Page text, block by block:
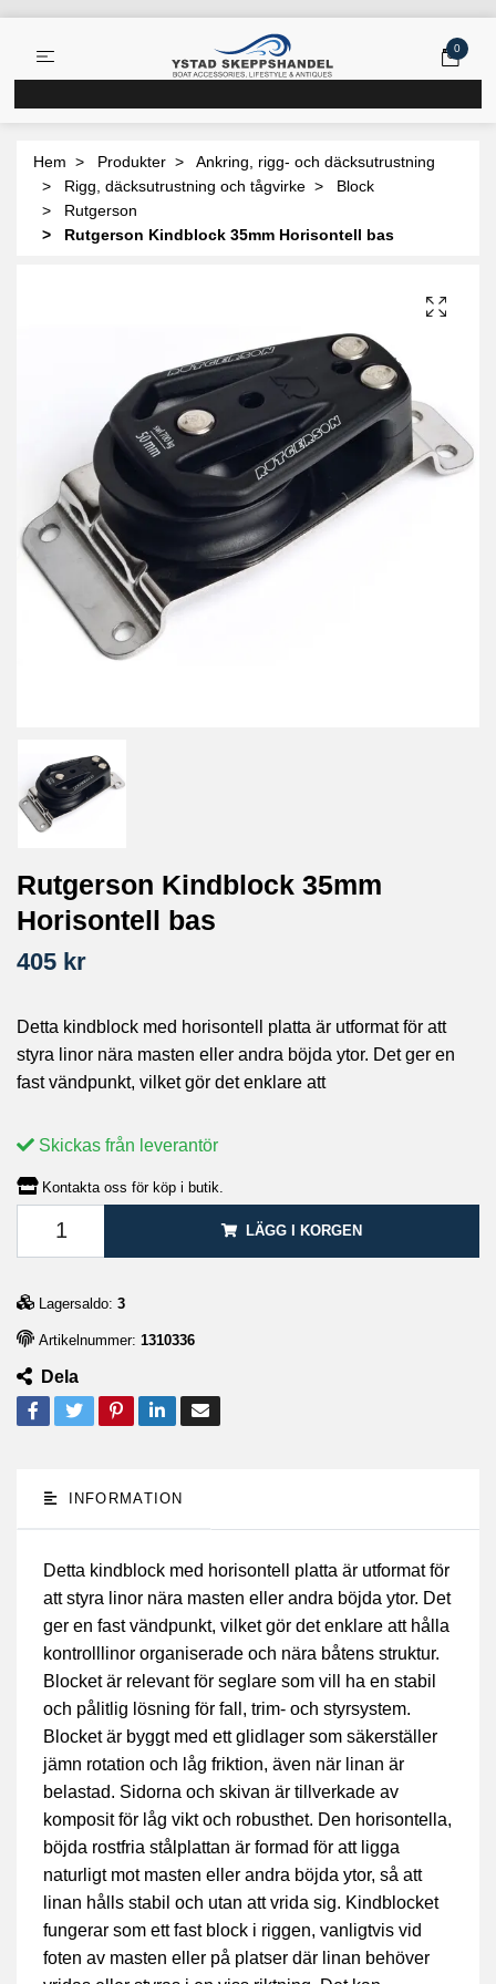
0
Hem Produkter
Ankring, rigg- och däcksutrustning
Rigg, däcksutrustning och tågvirke
Block
Rutgerson
Rutgerson Kindblock 35mm Horisontell bas
Rutgerson Kindblock 35mm
Horisontell bas
405 kr
Detta kindblock med horisontell platta är utformat för att
styra linor nära masten eller andra böjda ytor. Det ger en
fast vändpunkt, vilket gör det enklare att
Skickas från leverantör
Kontakta oss för köp i butik.
LÄGG I KORGEN
Lagersaldo: 3
Artikelnummer: 1310336
Dela
INFORMATION
Detta kindblock med horisontell platta är utformat för
att styra linor nära masten eller andra böjda ytor. Det
ger en fast vändpunkt, vilket gör det enklare att hålla
kontrolllinor organiserade och nära båtens struktur.
Blocket är relevant för seglare som vill ha en stabil
och pålitlig lösning för fall, trim- och styrsystem.
Blocket är byggt med ett glidlager som säkerställer
jämn rotation och låg friktion, även när linan är
belastad. Sidorna och skivan är tillverkade av
komposit för låg vikt och robusthet. Den horisontella,
böjda rostfria stålplattan är formad för att ligga
naturligt mot masten eller andra böjda ytor, så att
linan hålls stabil och utan att vrida sig. Kindblocket
fungerar som ett fast block i riggen, vanligtvis vid
foten av masten eller på platser där linan behöver